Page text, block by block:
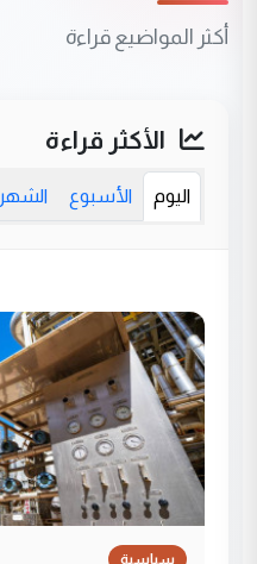
أكثر المواضيع قراءة
الأكثر قراءة
اليوم الأسبوع الشهر
سياسية